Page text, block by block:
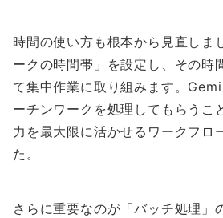
時間の使い方も根本から見直しま
ークの時間帯」を設定し、その時
て集中作業に取り組みます。
ーチンワークを処理してもらうこ
力を最大限に活かせるワークフロ
た。
さらに重要なのが「バッチ処理」